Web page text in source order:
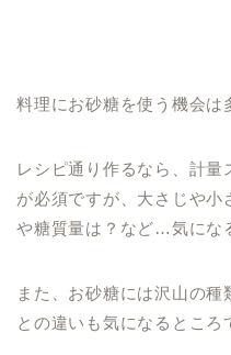
料理にお砂糖を使う機会は
レシピ通り作るなら、計
が必須ですが、大さじや小
や糖質量は？など…気にな
また、お砂糖には沢山の
との違いも気になるところ